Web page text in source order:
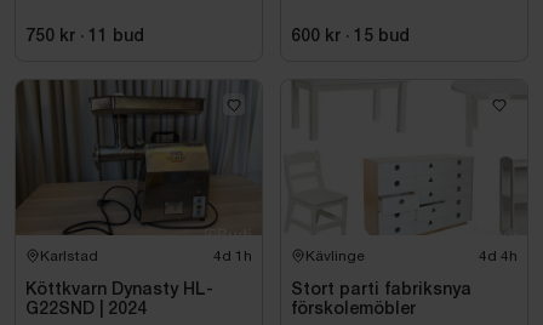
750 kr · 11 bud 600 kr · 15 bud
Karlstad 4d 1h
Köttkvarn Dynasty HL-
G22SND | 2024
Kävlinge 4d 4h
Stort parti fabriksnya
förskolemöbler